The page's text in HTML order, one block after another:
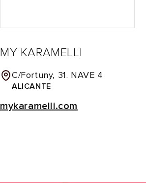
MY KARAMELLI
C/Fortuny, 31. NAVE 4
ALICANTE
mykaramelli.com